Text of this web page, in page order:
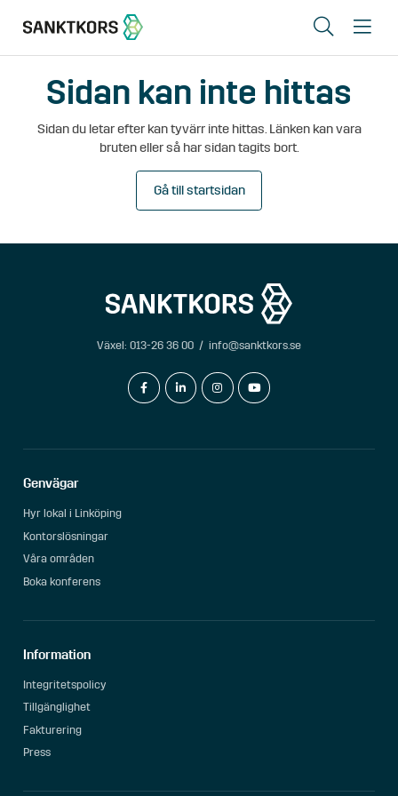
Sök
Lediga lokaler
Områden
Sidan kan inte hittas
Sidan du letar efter kan tyvärr inte hittas. Länken kan vara
bruten eller så har sidan tagits bort.
Gå till startsidan
Växel: 013-26 36 00 / info@sanktkors.se
facebook-flinkedin-ininstagramyoutube
Genvägar
Hyr lokal i Linköping
Kontorslösningar
Våra områden
Boka konferens
Information
Integritetspolicy
Tillgänglighet
Fakturering
Press